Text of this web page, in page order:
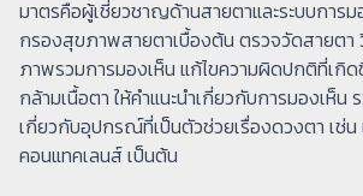
มาตรคือผู้เชี่ยวชาญด้านสายตาและระบบการ
กรองสุขภาพสายตาเบื้องต้น ตรวจวัดสายต
ภาพรวมการมองเห็น แก้ไขความผิดปกติที่เกิด
กล้ามเนื้อตา ให้คำแนะนำเกี่ยวกับการมองเห็น
เกี่ยวกับอุปกรณ์ที่เป็นตัวช่วยเรื่องดวงตา เช่น
คอนแทคเลนส์ เป็นต้น